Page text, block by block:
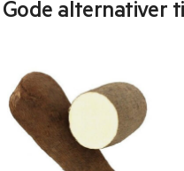
Gode alternativer